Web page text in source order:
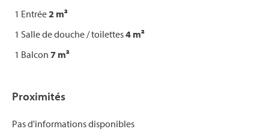
1 Entrée2 m²
1 Salle de douche / toilettes4 m²
1 Balcon 7 m²
Proximités
Pas d'informations disponibles